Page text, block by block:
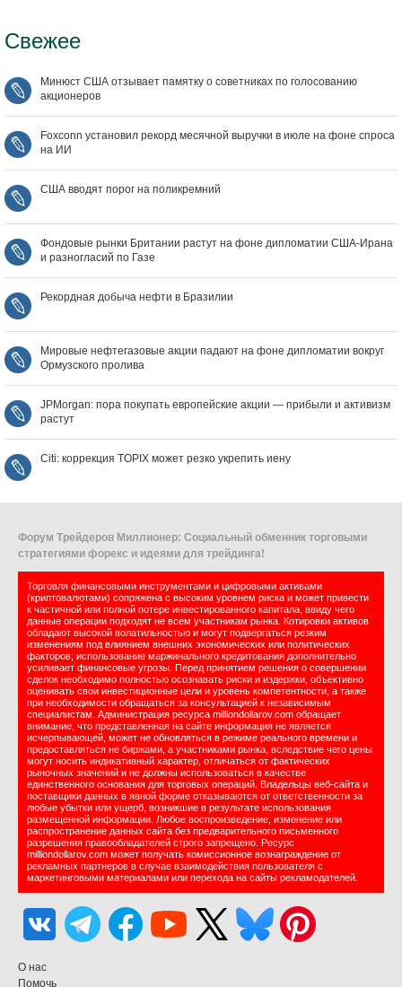
Свежее
Минюст США отзывает памятку о советниках по голосованию
акционеров
Foxconn установил рекорд месячной выручки в июле на фоне спроса
на ИИ
США вводят порог на поликремний
Фондовые рынки Британии растут на фоне дипломатии США‑Ирана
и разногласий по Газе
Рекордная добыча нефти в Бразилии
Мировые нефтегазовые акции падают на фоне дипломатии вокруг
Ормузского пролива
JPMorgan: пора покупать европейские акции — прибыли и активизм
растут
Citi: коррекция TOPIX может резко укрепить иену
Форум Трейдеров Миллионер: Социальный обменник торговыми
стратегиями форекс и идеями для трейдинга!
Торговля финансовыми инструментами и цифровыми активами
(криптовалютами) сопряжена с высоким уровнем риска и может привести
к частичной или полной потере инвестированного капитала, ввиду чего
данные операции подходят не всем участникам рынка. Котировки активов
обладают высокой волатильностью и могут подвергаться резким
изменениям под влиянием внешних экономических или политических
факторов; использование маржинального кредитования дополнительно
усиливает финансовые угрозы. Перед принятием решения о совершении
сделок необходимо полностью осознавать риски и издержки, объективно
оценивать свои инвестиционные цели и уровень компетентности, а также
при необходимости обращаться за консультацией к независимым
специалистам. Администрация ресурса milliondollarov.com обращает
внимание, что представленная на сайте информация не является
исчерпывающей, может не обновляться в режиме реального времени и
предоставляться не биржами, а участниками рынка, вследствие чего цены
могут носить индикативный характер, отличаться от фактических
рыночных значений и не должны использоваться в качестве
единственного основания для торговых операций. Владельцы веб-сайта и
поставщики данных в явной форме отказываются от ответственности за
любые убытки или ущерб, возникшие в результате использования
размещенной информации. Любое воспроизведение, изменение или
распространение данных сайта без предварительного письменного
разрешения правообладателей строго запрещено. Ресурс
milliondollarov.com может получать комиссионное вознаграждение от
рекламных партнеров в случае взаимодействия пользователя с
маркетинговыми материалами или перехода на сайты рекламодателей.
О нас
Помочь